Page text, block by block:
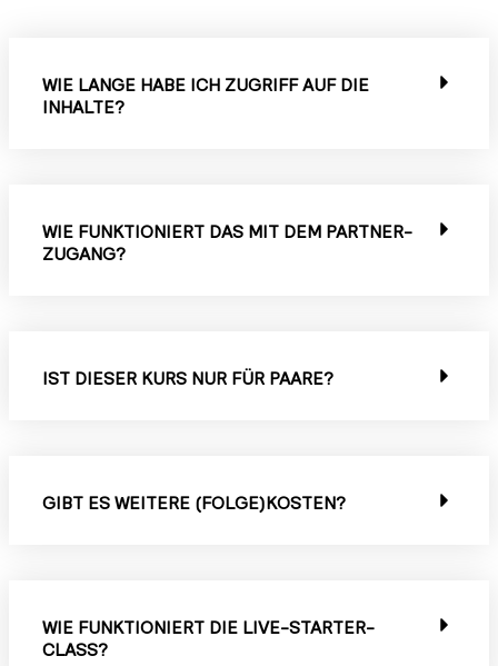
WIE LANGE HABE ICH ZUGRIFF AUF DIE
INHALTE?
WIE FUNKTIONIERT DAS MIT DEM PARTNER-
ZUGANG?
IST DIESER KURS NUR FÜR PAARE?
GIBT ES WEITERE (FOLGE)KOSTEN?
WIE FUNKTIONIERT DIE LIVE-STARTER-
CLASS?